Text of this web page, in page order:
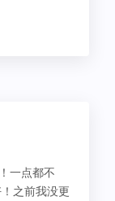
一点都不
之前我没更